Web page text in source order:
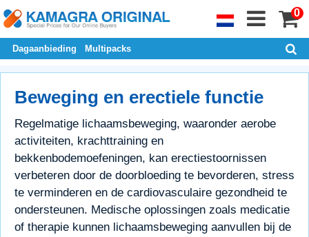
0
Dagaanbieding Multipacks
Beweging en erectiele functie
Regelmatige lichaamsbeweging, waaronder aerobe
activiteiten, krachttraining en
bekkenbodemoefeningen, kan erectiestoornissen
verbeteren door de doorbloeding te bevorderen, stress
te verminderen en de cardiovasculaire gezondheid te
ondersteunen. Medische oplossingen zoals medicatie
of therapie kunnen lichaamsbeweging aanvullen bij de